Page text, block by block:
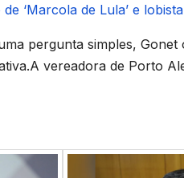
‘Marcola de Lula’ e
pergunta simples,
vereadora de Porto